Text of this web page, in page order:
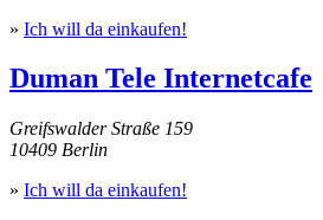
» Ich will da einkaufen!
Duman Tele Internetcafe
Greifswalder Straße 159
10409 Berlin
» Ich will da einkaufen!